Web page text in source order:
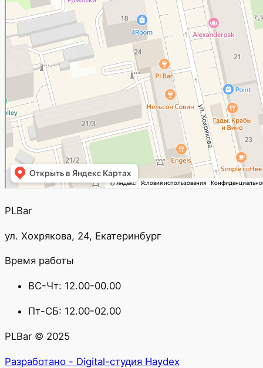
PLBar
ул. Хохрякова, 24, Екатеринбург
Время работы
ВС-Чт: 12.00-00.00
Пт-СБ: 12.00-02.00
PLBar © 2025
Разработано - Digital-студия Haydex